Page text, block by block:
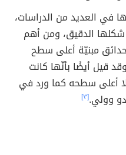
العديد من الدراسات،
شكلها الدقيق، ومن أهم
حدائق مبنيّة أعلى سطح
قيل أيضًا بأنّها كانت
أعلى سطحه كما ورد في
وولي.[٣]